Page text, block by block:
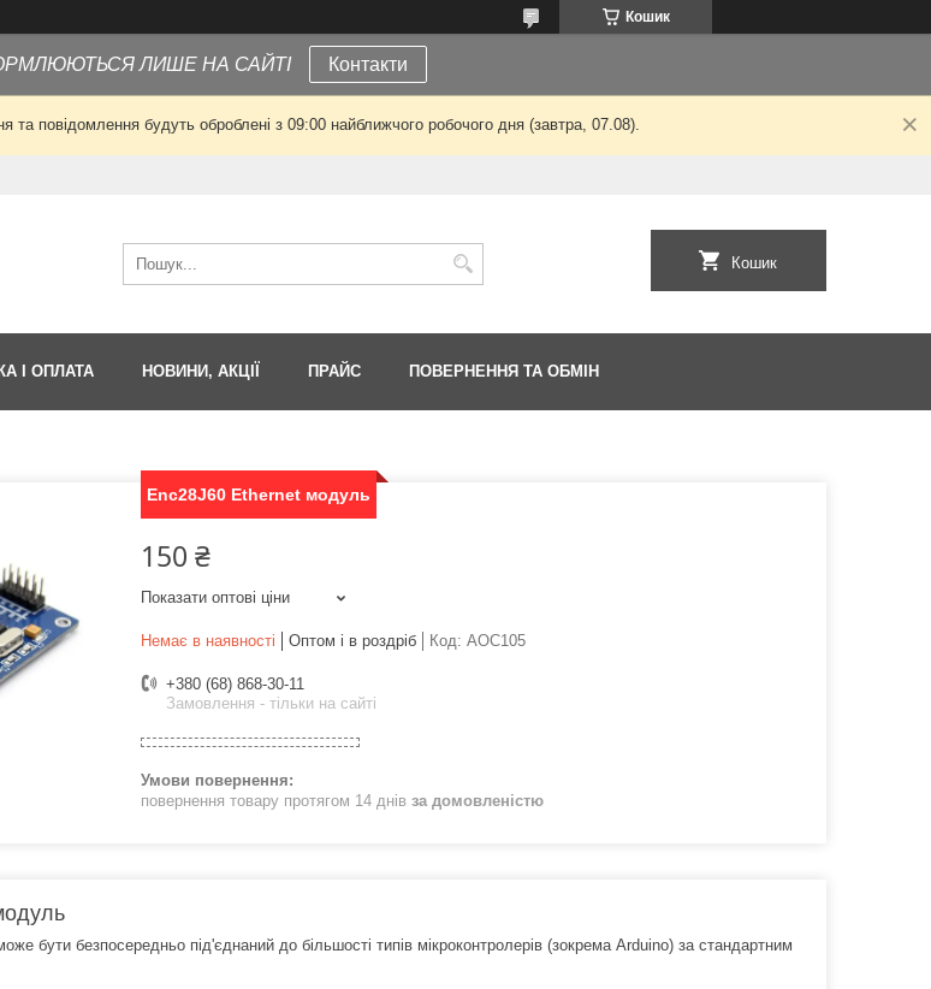
Кошик
ЛИШЕ НА САЙТІ Контакти
та повідомлення будуть оброблені з 09:00 найближчого робочого дня (завтра, 07.08).
Кошик
І ОПЛАТА НОВИНИ, АКЦІЇ ПРАЙС ПОВЕРНЕННЯ ТА ОБМІН
Enc28J60 Ethernet модуль
150 ₴
Показати оптові ціни
Немає в наявності Оптом і в роздріб Код: AOC105
+380 (68) 868-30-11
Замовлення - тільки на сайті
повернення товару протягом 14 днів за домовленістю
бути безпосередньо під'єднаний до більшості типів мікроконтролерів (зокрема Arduino) за стандартним